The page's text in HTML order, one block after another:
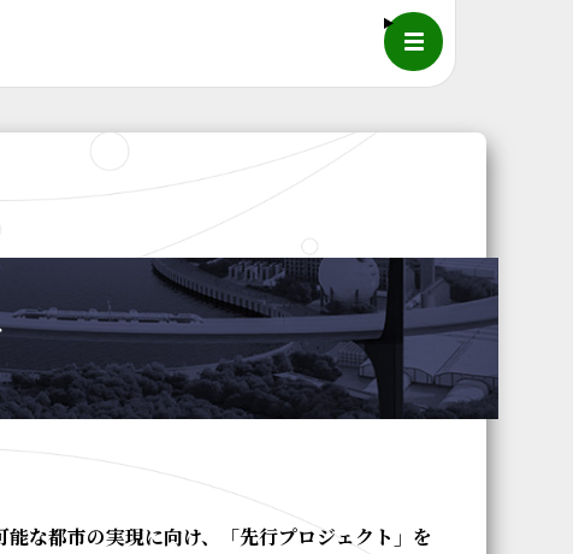
メニュー
な都市の実現に向け、「先行プロジェクト」を